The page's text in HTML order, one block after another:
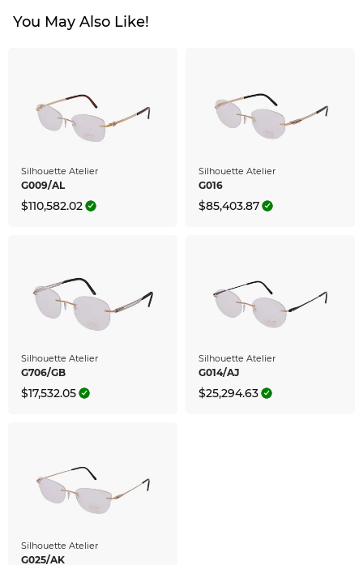
You May Also Like!
Silhouette Atelier
G009/AL
$110,582.02
Silhouette Atelier
G016
$85,403.87
Silhouette Atelier
G706/GB
$17,532.05
Silhouette Atelier
G014/AJ
$25,294.63
Silhouette Atelier
G025/AK